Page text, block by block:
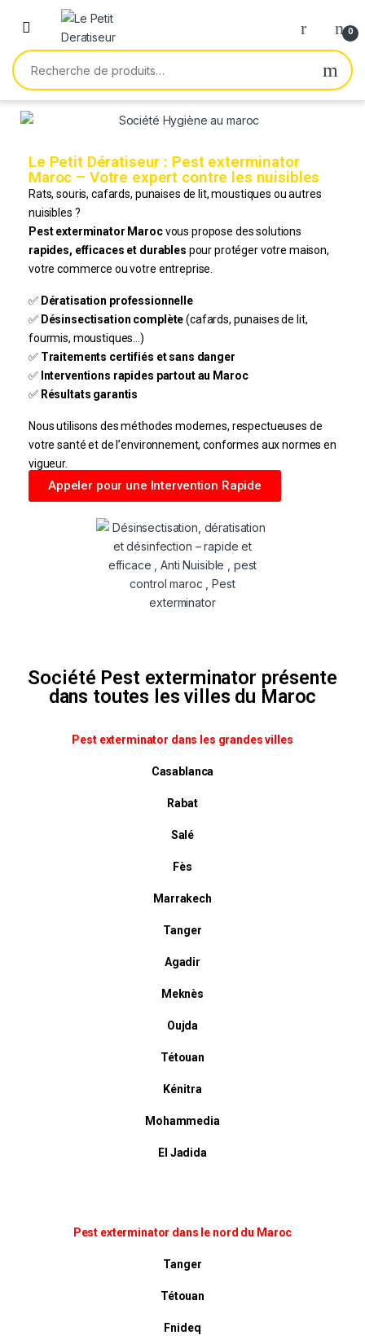
0
Le Petit Dératiseur : Pest exterminator
Maroc – Votre expert contre les nuisibles
Rats, souris, cafards, punaises de lit, moustiques ou autres
nuisibles ?
Pest exterminator Marocvous propose des solutions
rapides, efficaces et durables pour protéger votre maison,
votre commerce ou votre entreprise.
✅ Dératisation professionnelle
✅ Désinsectisation complète(cafards, punaises de lit,
fourmis, moustiques…)
✅ Traitements certifiés et sans danger
✅ Interventions rapides partout au Maroc
✅ Résultats garantis
Nous utilisons des méthodes modernes, respectueuses de
votre santé et de l’environnement, conformes aux normes en
vigueur.
Appeler pour une Intervention Rapide
Société Pest exterminator présente
dans toutes les villes du Maroc
Pest exterminator dans les grandes villes
Casablanca
Rabat
Salé
Fès
Marrakech
Tanger
Agadir
Meknès
Oujda
Tétouan
Kénitra
Mohammedia
El Jadida
Pest exterminator dans le nord du Maroc
Tanger
Tétouan
Fnideq